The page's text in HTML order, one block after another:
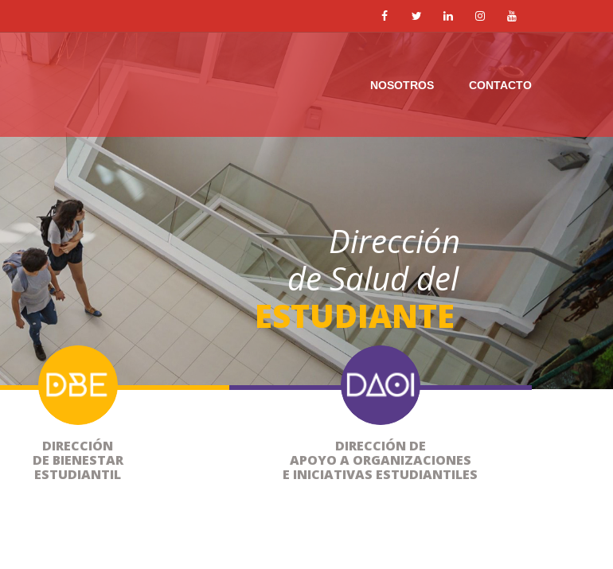
NOSOTROS CONTACTO
Dirección
ESTUDIANTE
de Salud del
DIRECCIÓN
DE BIENESTAR
ESTUDIANTIL
DIRECCIÓN DE
APOYO A ORGANIZACIONES
E INICIATIVAS ESTUDIANTILES